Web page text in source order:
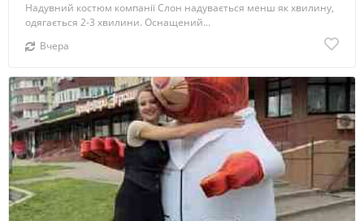
Надувний костюм компанії Слон надувається менш як хвилину,
одягається 2-3 хвилини. Оснащений...
Вчера